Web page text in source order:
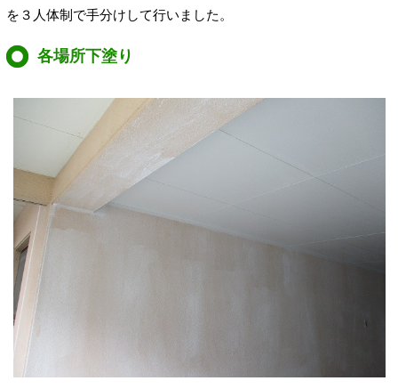
を３人体制で手分けして行いました。
各場所下塗り